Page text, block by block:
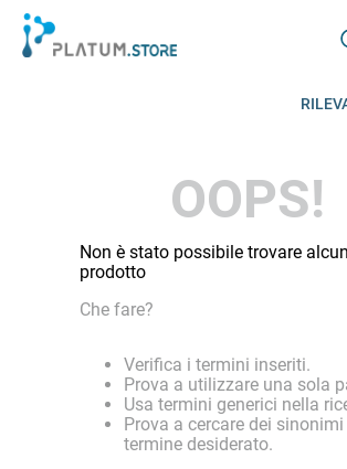
OOPS!
Non è stato possibile trovare alcun
prodotto
Che fare?
Verifica i termini inseriti.
Prova a utilizzare una sola
Usa termini generici nella
Prova a cercare dei sinonimi
termine desiderato.